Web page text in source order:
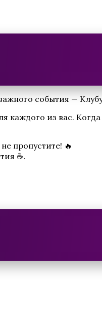
события —
каждого из вас.
пропустите! 🔥
☕.